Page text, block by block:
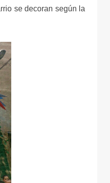
se decoran según la